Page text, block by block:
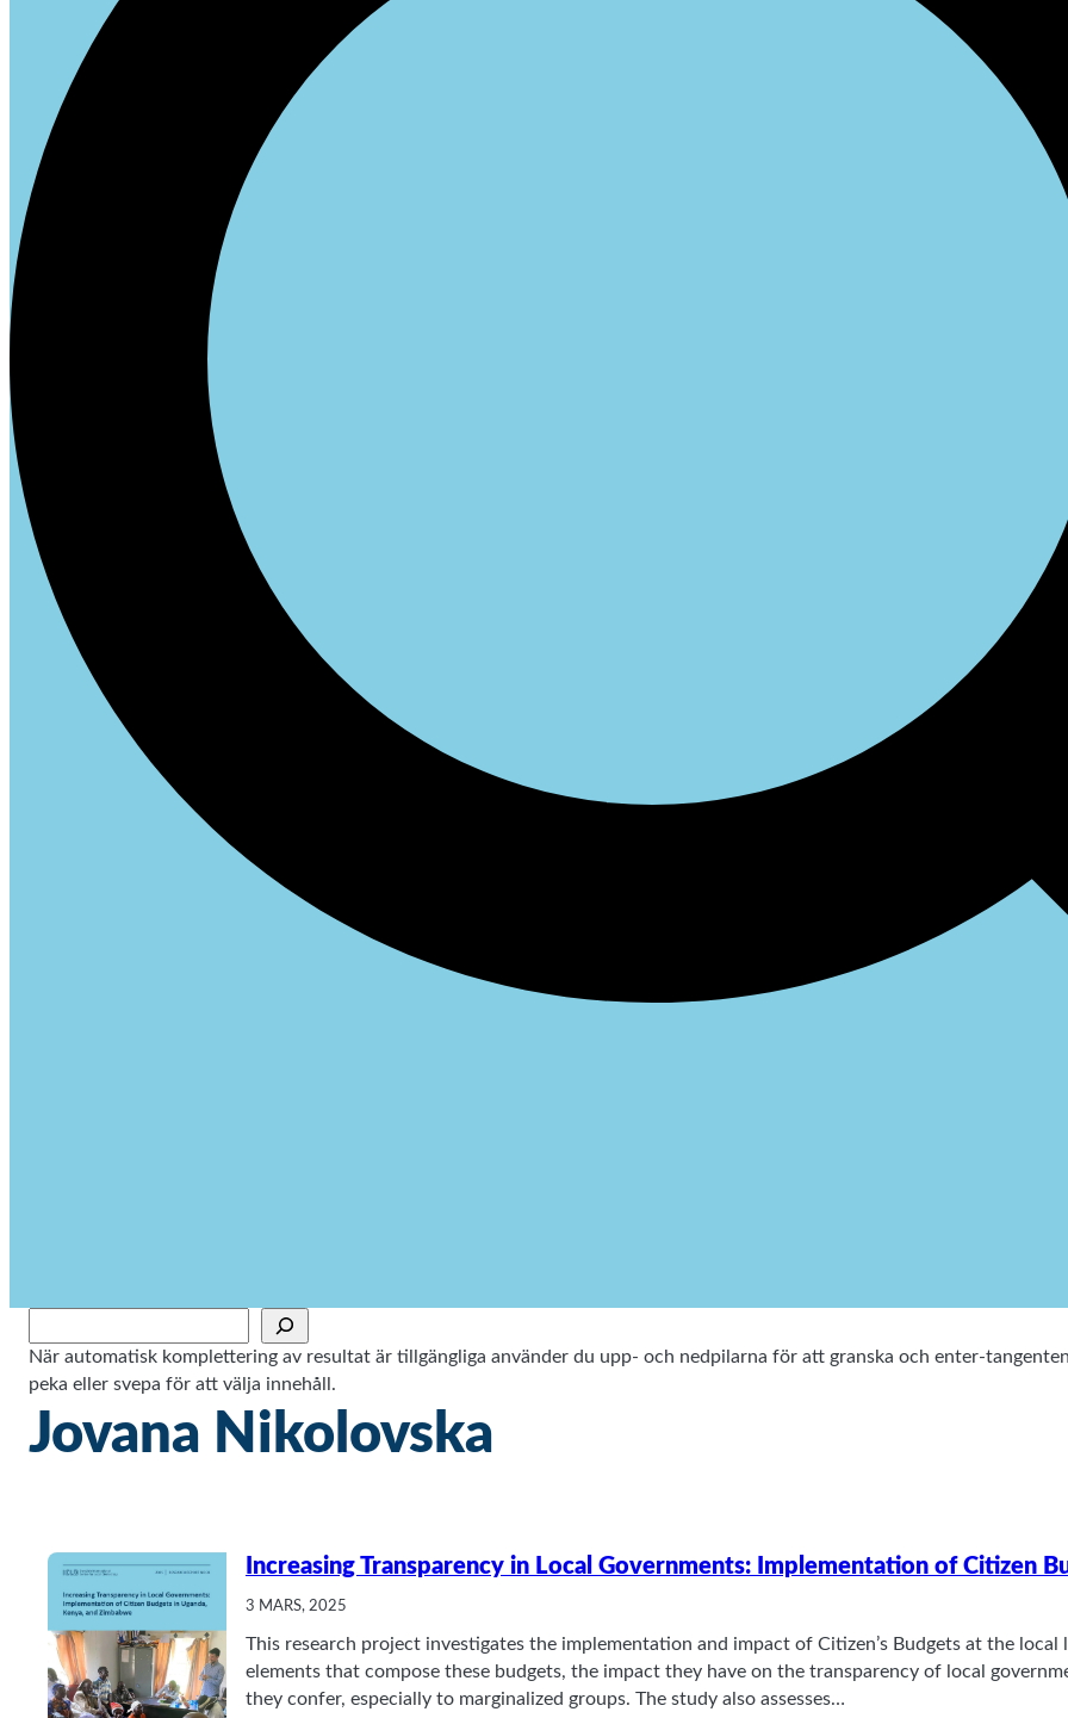
När automatisk komplettering av resultat är tillgängliga använder du upp- och nedpilarna för att granska och enter-
peka eller svepa för att välja innehåll.
Jovana Nikolovska
Increasing Transparency in Local Governments: Implementation of Citizen
3 MARS, 2025
This research project investigates the implementation and impact of Citizen’s Budgets at the
elements that compose these budgets, the impact they have on the transparency of local
they confer, especially to marginalized groups. The study also assesses…